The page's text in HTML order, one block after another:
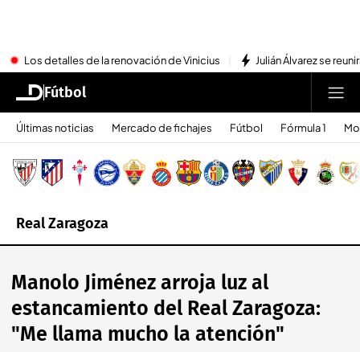
Los detalles de la renovación de Vinicius Julián Álvarez se
Fútbol
Últimas noticias Mercado de fichajes Fútbol Fórmula 1
Real Zaragoza
Manolo Jiménez arroja luz al
estancamiento del Real Zaragoza:
"Me llama mucho la atención"